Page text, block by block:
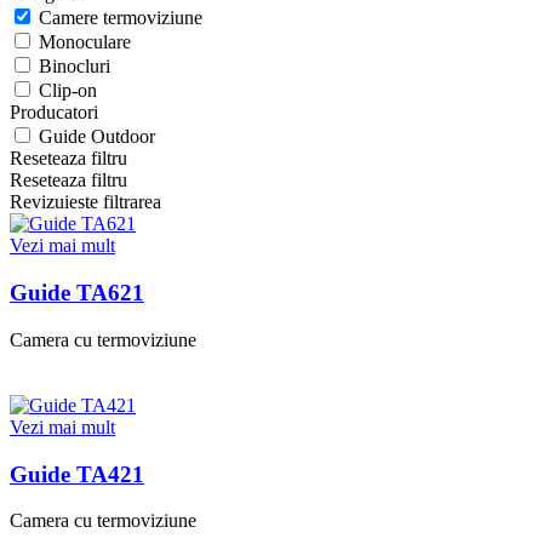
Camere termoviziune
Monoculare
Binocluri
Clip-on
Producatori
Guide Outdoor
Reseteaza filtru
Reseteaza filtru
Revizuieste filtrarea
Vezi mai mult
Guide TA621
Camera cu termoviziune
Vezi mai mult
Guide TA421
Camera cu termoviziune